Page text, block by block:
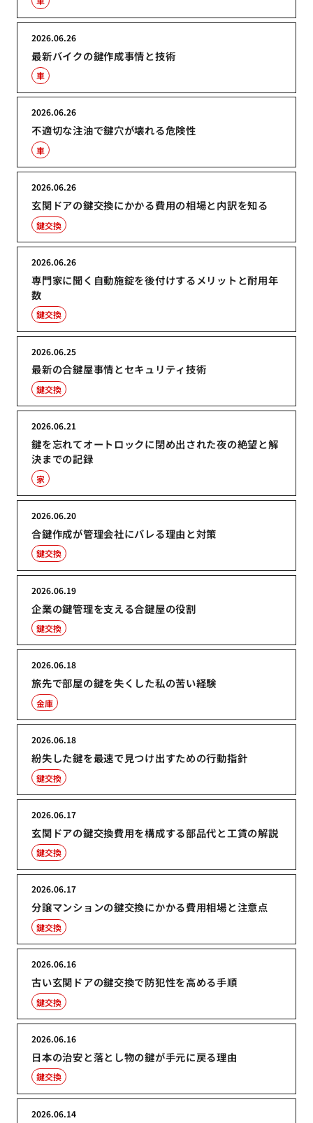
最新バイクの鍵作成事情と技術
2026.06.26
車
不適切な注油で鍵穴が壊れる危険性
2026.06.26
車
玄関ドアの鍵交換にかかる費用の相場と内訳を知る
2026.06.26
鍵交換
専門家に聞く自動施錠を後付けするメリットと耐用年
数
2026.06.26
鍵交換
最新の合鍵屋事情とセキュリティ技術
2026.06.25
鍵交換
鍵を忘れてオートロックに閉め出された夜の絶望と解
決までの記録
2026.06.21
家
合鍵作成が管理会社にバレる理由と対策
2026.06.20
鍵交換
企業の鍵管理を支える合鍵屋の役割
2026.06.19
鍵交換
旅先で部屋の鍵を失くした私の苦い経験
2026.06.18
金庫
紛失した鍵を最速で見つけ出すための行動指針
2026.06.18
鍵交換
玄関ドアの鍵交換費用を構成する部品代と工賃の解説
2026.06.17
鍵交換
分譲マンションの鍵交換にかかる費用相場と注意点
2026.06.17
鍵交換
古い玄関ドアの鍵交換で防犯性を高める手順
2026.06.16
鍵交換
日本の治安と落とし物の鍵が手元に戻る理由
2026.06.16
鍵交換
2026.06.14